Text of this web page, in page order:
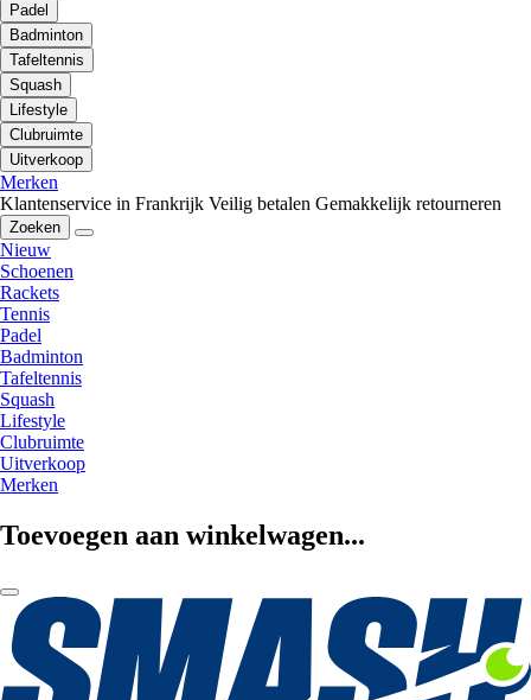
Padel
Badminton
Tafeltennis
Squash
Lifestyle
Clubruimte
Uitverkoop
Merken
Klantenservice in Frankrijk Veilig betalen Gemakkelijk retourneren
Zoeken
Nieuw
Schoenen
Rackets
Tennis
Padel
Badminton
Tafeltennis
Squash
Lifestyle
Clubruimte
Uitverkoop
Merken
Toevoegen aan winkelwagen...